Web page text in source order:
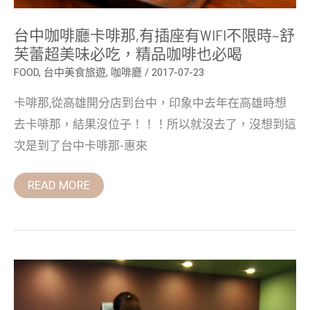
台中咖啡廳卡啡那,有插座有WIFI不限時~舒
芙蕾超美味必吃，精品咖啡也必喝
FOOD, 台中美食旅遊, 咖啡廳 / 2017-07-23
卡啡那,從高雄開分店到台中，印象中去年在高雄時想
去卡啡那，結果沒位子！！！所以就沒去了，沒想到這
次是到了台中卡啡那-惠來
芙
蕾
超
美
味
必
精
品
咖
啡
也
必
READ MORE
好
時